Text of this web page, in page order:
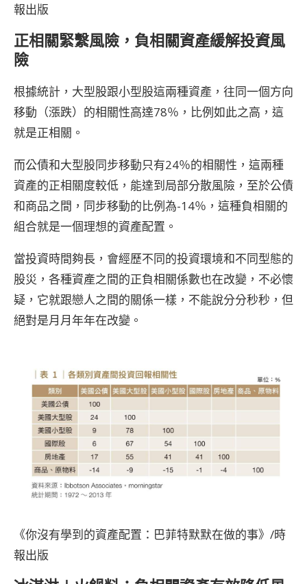
報出版
正相關緊繫風險，負相關資產緩解投資風
險
根據統計，大型股跟小型股這兩種資產，往同一個方向
移動（漲跌）的相關性高達78％，比例如此之高，這
就是正相關。
而公債和大型股同步移動只有24％的相關性，這兩種
資產的正相關度較低，能達到局部分散風險，至於公債
和商品之間，同步移動的比例為-14％，這種負相關的
組合就是一個理想的資產配置。
當投資時間夠長，會經歷不同的投資環境和不同型態的
股災，各種資產之間的正負相關係數也在改變，不必懷
疑，它就跟戀人之間的關係一樣，不能說分分秒秒，但
絕對是月月年年在改變。
《你沒有學到的資產配置：巴菲特默默在做的事》/時
報出版